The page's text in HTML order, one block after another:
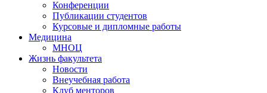
Конференции
Публикации студентов
Курсовые и дипломные работы
Медицина
МНОЦ
Жизнь факультета
Новости
Внеучебная работа
Клуб менторов